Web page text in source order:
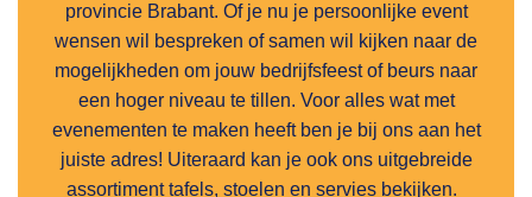
provincie Brabant. Of je nu je persoonlijke event
wensen wil bespreken of samen wil kijken naar de
mogelijkheden om jouw bedrijfsfeest of beurs naar
een hoger niveau te tillen. Voor alles wat met
evenementen te maken heeft ben je bij ons aan het
juiste adres! Uiteraard kan je ook ons uitgebreide
assortiment tafels, stoelen en servies bekijken.